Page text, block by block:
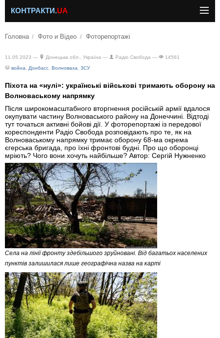
КОНТРАКТИ.UA
Головна Фото и Відео Фоторепортажі
11.05.2023 — Донецька обл., Україна — Радіо Свобода —
14561
война
Донбасс Волноваха ЗСУ
Піхота на «нулі»: українські військові тримають оборону на
Волноваському напрямку
Після широкомасштабного вторгнення російській армії вдалося
окупувати частину Волноваського району на Донеччині. Відтоді
тут точаться активні бойові дії. У фоторепортажі із передової
кореспонденти Радіо Свобода розповідають про те, як на
Волноваському напрямку тримає оборону 68-ма окрема
єгерська бригада, про їхні фронтові будні. Про що оборонці
мріють? Чого вони хочуть найбільше? Автор: Сергій Нужненко
Села на лінії фронту здебільшого зруйновані. Від багатьох населених
пунктів залишилася лише географічна назва на карті